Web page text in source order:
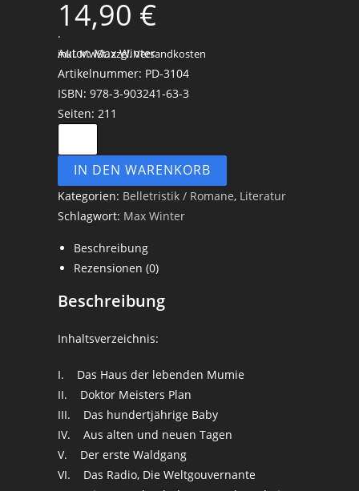
14,90 €
inkl. MwSt.zzgl. Versandkosten
.
Autor: Max Winter
Artikelnummer: PD-3104
ISBN: 978-3-903241-63-3
Seiten: 211
IN DEN WARENKORB
Kategorien: Belletristik / Romane, Literatur
Schlagwort: Max Winter
Beschreibung
Rezensionen (0)
Beschreibung
Inhaltsverzeichnis:
I. Das Haus der lebenden Mumie
II. Doktor Meisters Plan
III. Das hundertjährige Baby
IV. Aus alten und neuen Tagen
V. Der erste Waldgang
VI. Das Radio, Die Weltgouvernante